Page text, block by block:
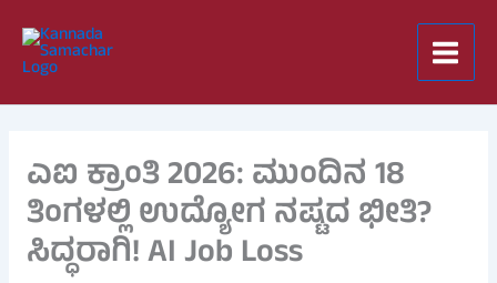
content
ಎಐ ಕ್ರಾಂತಿ 2026: ಮುಂದಿನ 18
ತಿಂಗಳಲ್ಲಿ ಉದ್ಯೋಗ ನಷ್ಟದ ಭೀತಿ?
ಸಿದ್ಧರಾಗಿ! AI Job Loss